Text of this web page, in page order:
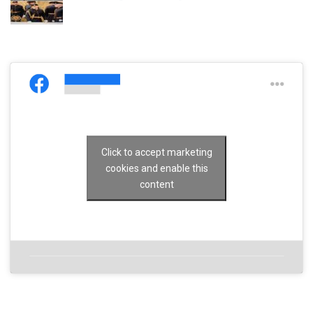
Click to accept marketing
cookies and enable this
content